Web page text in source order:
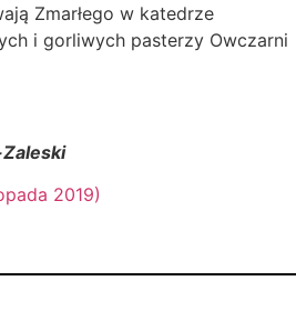
Zmarłego w katedrze
i gorliwych pasterzy Owczarni
2019)